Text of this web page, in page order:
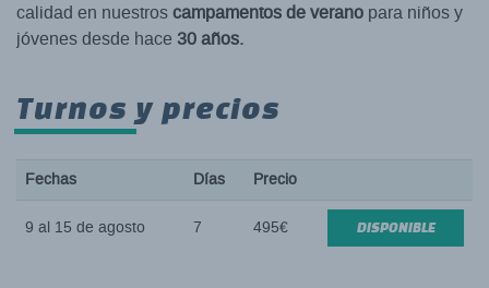
calidad en nuestroscampamentos de verano para niños y
jóvenes desde hace 30 años.
Turnos y precios
Fechas Días Precio
9 al 15 de agosto 7 495€ DISPONIBLE